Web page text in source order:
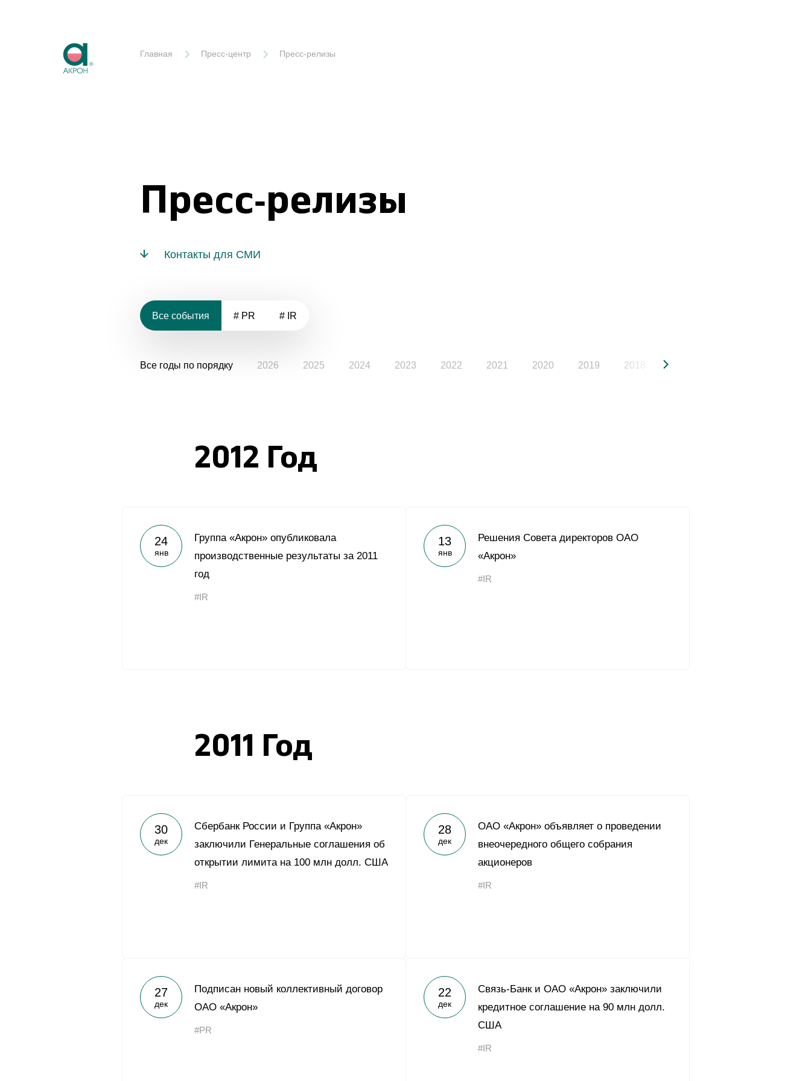
Главная Пресс-центр Пресс-релизы
Пресс-релизы
Контакты для СМИ
Все события # PR # IR
Все годы по порядку 2026 2025 2024 2023 2022 2021 2020 2019 2018
2012 Год
24
янв
Группа «Акрон» опубликовала
производственные результаты за 2011
год
#IR
13
янв
Решения Совета директоров ОАО
«Акрон»
#IR
2011 Год
30
дек
Сбербанк России и Группа «Акрон»
заключили Генеральные соглашения об
открытии лимита на 100 млн долл. США
#IR
28
дек
ОАО «Акрон» объявляет о проведении
внеочередного общего собрания
акционеров
#IR
27
дек
Подписан новый коллективный договор
ОАО «Акрон»
#PR
22
дек
Связь-Банк и ОАО «Акрон» заключили
кредитное соглашение на 90 млн долл.
США
#IR